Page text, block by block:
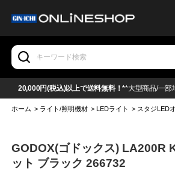
20,000円(税込)以上で送料無料！**大型商品/一部
ホーム > ライト/照明機材 >LEDライト > スタジLED
GODOX(ゴドックス) LA200R
ット ブラック 266732